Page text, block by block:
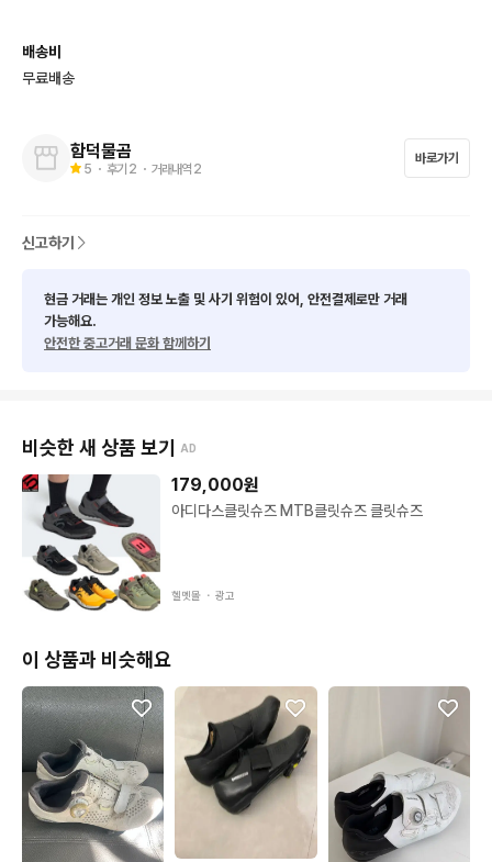
클래식한 자전거와 잘어울리는 디자인입니다. 사용은 1회 했으나
아시는 분이 구매하시길 바랍니다.^^
배송비
무료배송
함덕물곰
5 ・ 후기 2 ・ 거래내역 2
바로가기
신고하기
현금 거래는 개인 정보 노출 및 사기 위험이 있어, 안전결제로만 거래
가능해요.
안전한 중고거래 문화 함께하기
비슷한 새 상품 보기 AD
179,000원
아디다스클릿슈즈 MTB클릿슈즈 클릿슈즈
헬멧몰 ・ 광고
이 상품과 비슷해요